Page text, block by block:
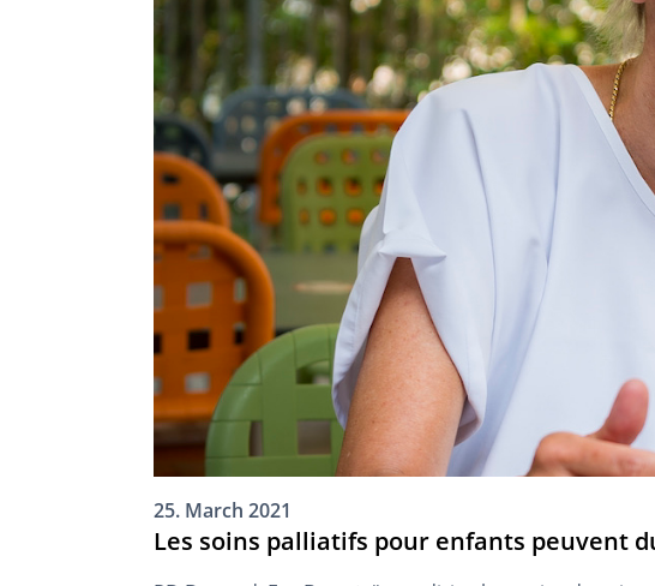
25. March 2021
Les soins palliatifs pour enfants peuvent